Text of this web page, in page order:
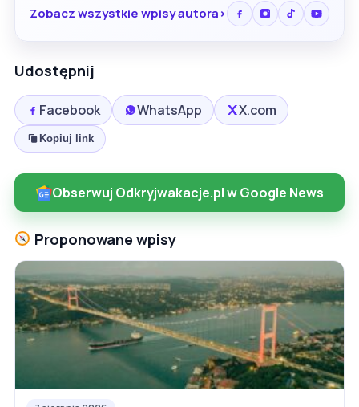
Zobacz wszystkie wpisy autora
Udostępnij
Facebook WhatsApp X.com
Kopiuj link
Obserwuj Odkryjwakacje.pl w Google News
Proponowane wpisy